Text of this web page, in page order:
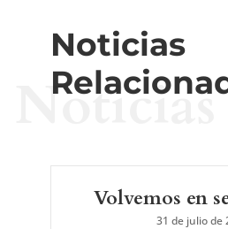
Noticias
Noticias
Volvemos en
31 de julio de